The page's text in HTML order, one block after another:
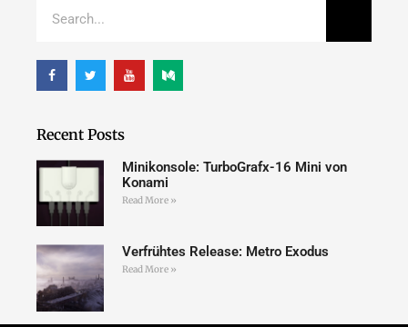
Recent Posts
Minikonsole: TurboGrafx-16 Mini von
Konami
Read More »
Verfrühtes Release: Metro Exodus
Read More »